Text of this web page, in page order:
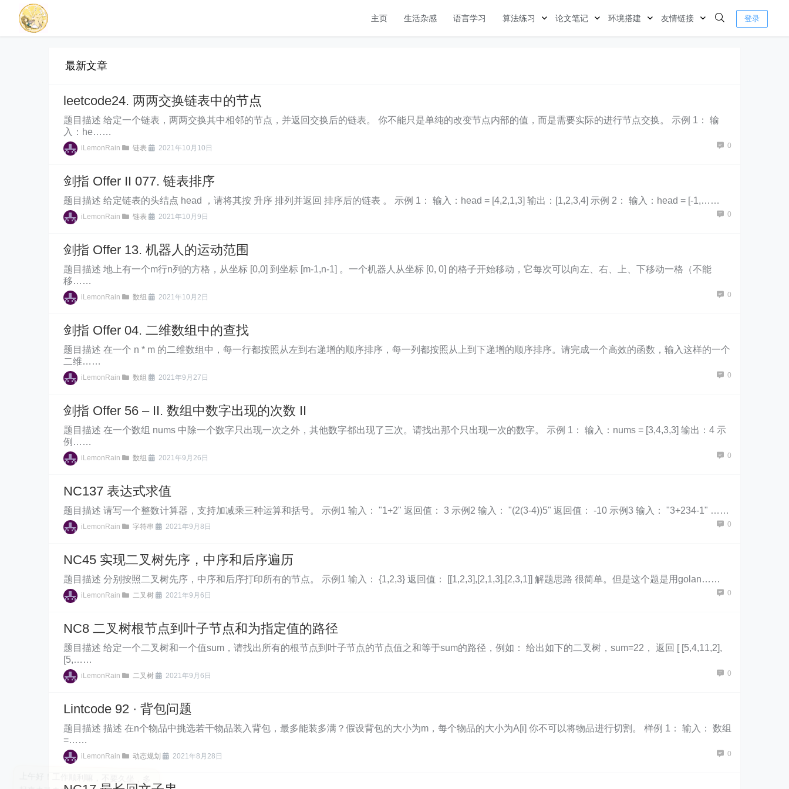
主页 生活杂感 语言学习 算法练习 论文笔记 环境搭建 友情链接 登录
最新文章
leetcode24. 两两交换链表中的节点
题目描述 给定一个链表，两两交换其中相邻的节点，并返回交换后的链表。 你不能只是单纯的改变节点内部的值，而是需要实际的进行节点交换。 示例 1： 输
入：he……
iLemonRain 链表 2021年10月10日 0
剑指 Offer II 077. 链表排序
题目描述 给定链表的头结点 head ，请将其按 升序 排列并返回 排序后的链表 。 示例 1： 输入：head = [4,2,1,3] 输出：[1,2,3,4] 示例 2： 输入：head = [-1,……
iLemonRain 链表 2021年10月9日 0
剑指 Offer 13. 机器人的运动范围
题目描述 地上有一个m行n列的方格，从坐标 [0,0] 到坐标 [m-1,n-1] 。一个机器人从坐标 [0, 0] 的格子开始移动，它每次可以向左、右、上、下移动一格（不能
移……
iLemonRain 数组 2021年10月2日 0
剑指 Offer 04. 二维数组中的查找
题目描述 在一个 n * m 的二维数组中，每一行都按照从左到右递增的顺序排序，每一列都按照从上到下递增的顺序排序。请完成一个高效的函数，输入这样的一个
二维……
iLemonRain 数组 2021年9月27日 0
剑指 Offer 56 – II. 数组中数字出现的次数 II
题目描述 在一个数组 nums 中除一个数字只出现一次之外，其他数字都出现了三次。请找出那个只出现一次的数字。 示例 1： 输入：nums = [3,4,3,3] 输出：4 示
例……
iLemonRain 数组 2021年9月26日 0
NC137 表达式求值
题目描述 请写一个整数计算器，支持加减乘三种运算和括号。 示例1 输入： "1+2" 返回值： 3 示例2 输入： "(2(3-4))5" 返回值： -10 示例3 输入： "3+234-1" ……
iLemonRain 字符串 2021年9月8日 0
NC45 实现二叉树先序，中序和后序遍历
题目描述 分别按照二叉树先序，中序和后序打印所有的节点。 示例1 输入： {1,2,3} 返回值： [[1,2,3],[2,1,3],[2,3,1]] 解题思路 很简单。但是这个题是用golan……
iLemonRain 二叉树 2021年9月6日 0
NC8 二叉树根节点到叶子节点和为指定值的路径
题目描述 给定一个二叉树和一个值sum，请找出所有的根节点到叶子节点的节点值之和等于sum的路径，例如： 给出如下的二叉树，sum=22， 返回 [ [5,4,11,2],
[5,……
iLemonRain 二叉树 2021年9月6日 0
Lintcode 92 · 背包问题
题目描述 描述 在n个物品中挑选若干物品装入背包，最多能装多满？假设背包的大小为m，每个物品的大小为A[i] 你不可以将物品进行切割。 样例 1： 输入： 数组
=……
iLemonRain 动态规划 2021年8月28日 0